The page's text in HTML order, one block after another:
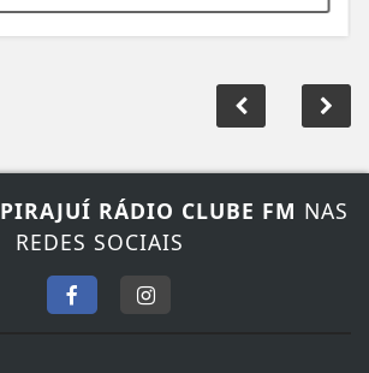
PIRAJUÍ RÁDIO CLUBE FM NAS
REDES SOCIAIS